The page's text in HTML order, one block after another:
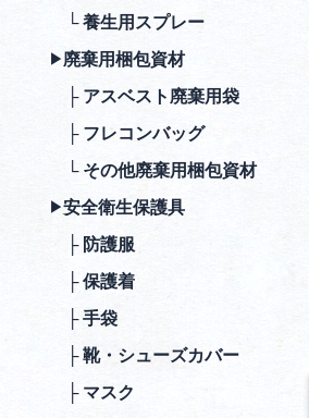
└ 養生用スプレー
▶︎廃棄⽤梱包資材
├ アスベスト廃棄用袋
├ フレコンバッグ
└ その他廃棄用梱包資材
▶︎安全衛⽣保護具
├ 防護服
├ 保護着
├ ⼿袋
├ 靴・シューズカバー
├ マスク